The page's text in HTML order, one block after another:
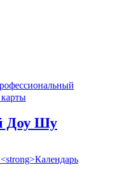
Доу Шу